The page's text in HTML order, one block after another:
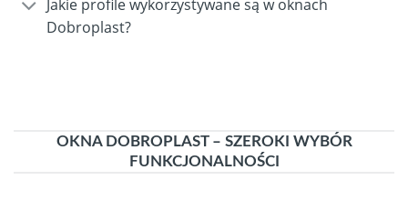
Jakie profile wykorzystywane są w oknach
Dobroplast?
OKNA DOBROPLAST – SZEROKI WYBÓR
FUNKCJONALNOŚCI